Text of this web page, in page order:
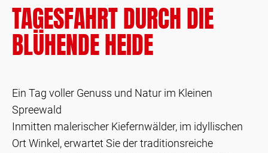
TAGESFAHRT DURCH DIE
BLÜHENDE HEIDE
Ein Tag voller Genuss und Natur im Kleinen
Spreewald
Inmitten malerischer Kiefernwälder, im idyllischen
Ort Winkel, erwartet Sie der traditionsreiche